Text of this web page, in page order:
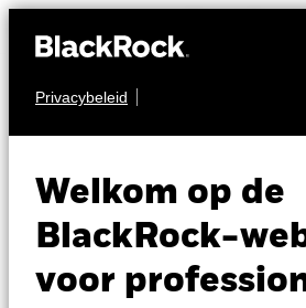
Privacybeleid
Welkom op de
BlackRock-
voor
AANDELEN
Fund